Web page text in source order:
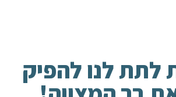
לתת לנו להפיק